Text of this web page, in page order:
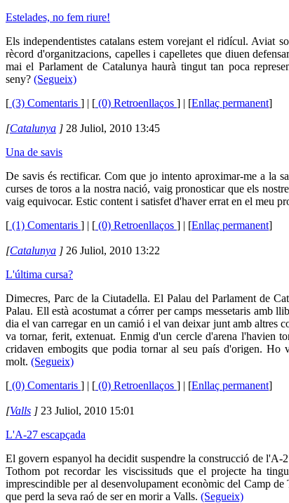
Estelades, no fem riure!
Els independentistes catalans estem vorejant el ridícul. Aviat
rècord d'organitzacions, capelles i capelletes que diuen
mai el Parlament de Catalunya haurà tingut tan poca
seny? (Segueix)
[ (3) Comentaris ] | [ (0) Retroenllaços ] | [Enllaç permanent]
[Catalunya ] 28 Juliol, 2010 13:45
Una de savis
De savis és rectificar. Com que jo intento aproximar-me a la
curses de toros a la nostra nació, vaig pronosticar que els
vaig equivocar. Estic content i satisfet d'haver errat en el meu
[ (1) Comentaris ] | [ (0) Retroenllaços ] | [Enllaç permanent]
[Catalunya ] 26 Juliol, 2010 13:22
L'última cursa?
Dimecres, Parc de la Ciutadella. El Palau del Parlament de
Palau. Ell està acostumat a córrer per camps messetaris amb
dia el van carregar en un camió i el van deixar junt amb altres
va tornar, ferit, extenuat. Enmig d'un cercle d'arena l'havien
cridaven embogits que podia tornar al seu país d'origen.
molt. (Segueix)
[ (0) Comentaris ] | [ (0) Retroenllaços ] | [Enllaç permanent]
[Valls ] 23 Juliol, 2010 15:01
L'A-27 escapçada
El govern espanyol ha decidit suspendre la construcció de l'A-
Tothom pot recordar les viscissituds que el projecte ha
imprescindible per al desenvolupament econòmic del Camp
que perd la seva raó de ser en morir a Valls. (Segueix)